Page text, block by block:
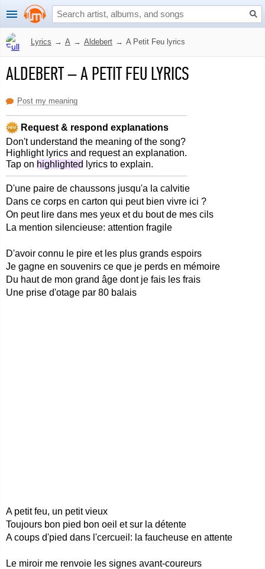
Lyrics → A → Aldebert → A Petit Feu lyrics
ALDEBERT–A PETIT FEU LYRICS
Post my meaning
Request & respond explanations
Don't understand the meaning of the song?
Highlight lyrics and request an explanation.
Tap on highlighted lyrics to explain.
D'une paire de chaussons jusqu'a la calvitie
Dans ce corps en carton qui peut bien vivre ici ?
On peut lire dans mes yeux et du bout de mes cils
La mention silencieuse: attention fragile
D'avoir connu le pire et les plus grands espoirs
Je gagne en souvenirs ce que je perds en mémoire
Du haut de mon grand âge dont je fais les frais
Une prise d'otage par 80 balais
A petit feu, un petit vieux
Toujours bon pied bon oeil et sur la détente
A coups d'pied dans l'cercueil: la faucheuse en attente
Le miroir me renvoie les signes avant-coureurs